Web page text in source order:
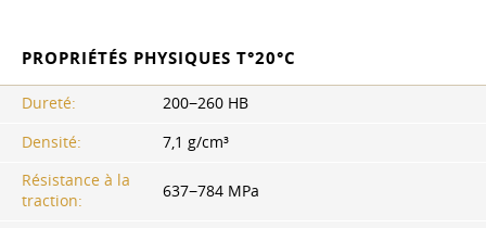
PROPRIÉTÉS PHYSIQUES T°20°C
Dureté:
200−260 HB
Densité:
7,1 g/cm³
Résistance à la
traction:
637−784 MPa